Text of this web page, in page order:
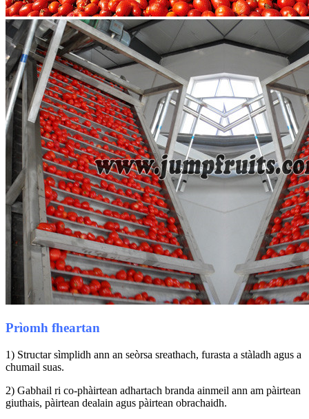
Prìomh fheartan
1) Structar sìmplidh ann an seòrsa sreathach, furasta a stàladh agus a
chumail suas.
2) Gabhail ri co-phàirtean adhartach branda ainmeil ann am pàirtean
giuthais, pàirtean dealain agus pàirtean obrachaidh.